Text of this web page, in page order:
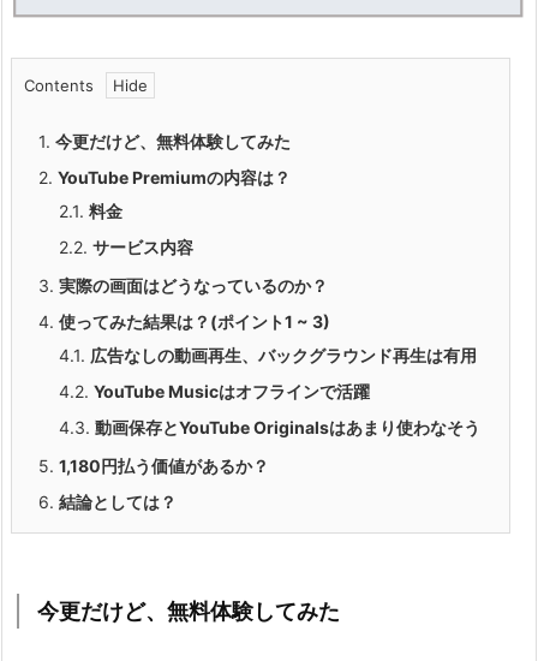
Contents
1. 今更だけど、無料体験してみた
2. YouTube Premiumの内容は？
2.1. 料金
2.2. サービス内容
3. 実際の画面はどうなっているのか？
4. 使ってみた結果は？(ポイント1 ~ 3)
4.1. 広告なしの動画再生、バックグラウンド再生は有用
4.2. YouTube Musicはオフラインで活躍
4.3. 動画保存とYouTube Originalsはあまり使わなそう
5. 1,180円払う価値があるか？
6. 結論としては？
今更だけど、無料体験してみた